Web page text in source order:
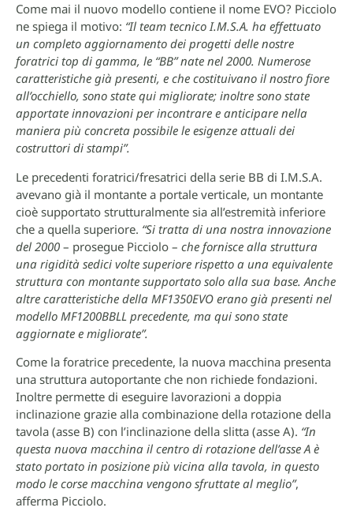
Come mai il nuovo modello contiene il nome EVO? Picciolo
ne spiega il motivo: “Il team tecnico I.M.S.A. ha effettuato
un completo aggiornamento dei progetti delle nostre
foratrici top di gamma, le “BB” nate nel 2000. Numerose
caratteristiche già presenti, e che costituivano il nostro fiore
all’occhiello, sono state qui migliorate; inoltre sono state
apportate innovazioni per incontrare e anticipare nella
maniera più concreta possibile le esigenze attuali dei
costruttori di stampi”.
Le precedenti foratrici/fresatrici della serie BB di I.M.S.A.
avevano già il montante a portale verticale, un montante
cioè supportato strutturalmente sia all’estremità inferiore
che a quella superiore. “Si tratta di una nostra innovazione
del 2000 – prosegue Picciolo – che fornisce alla struttura
una rigidità sedici volte superiore rispetto a una equivalente
struttura con montante supportato solo alla sua base. Anche
altre caratteristiche della MF1350EVO erano già presenti nel
modello MF1200BBLL precedente, ma qui sono state
aggiornate e migliorate”.
Come la foratrice precedente, la nuova macchina presenta
una struttura autoportante che non richiede fondazioni.
Inoltre permette di eseguire lavorazioni a doppia
inclinazione grazie alla combinazione della rotazione della
tavola (asse B) con l’inclinazione della slitta (asse A). “In
questa nuova macchina il centro di rotazione dell’asse A è
stato portato in posizione più vicina alla tavola, in questo
modo le corse macchina vengono sfruttate al meglio”,
afferma Picciolo.